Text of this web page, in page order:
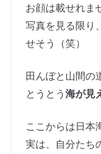
お顔は載せれま
写真を見る限り
せそう（笑）
田んぼと山間
とうとう海が見
ここからは日本
実は、自分たち